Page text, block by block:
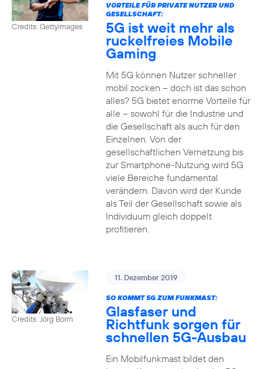
Credits: Gettyimages
VORTEILE FÜR PRIVATE NUTZER UND
GESELLSCHAFT:
5G ist weit mehr als
ruckelfreies Mobile
Gaming
Mit 5G können Nutzer schneller
mobil zocken – doch ist das schon
alles? 5G bietet enorme Vorteile für
alle – sowohl für die Industrie und
die Gesellschaft als auch für den
Einzelnen. Von der
gesellschaftlichen Vernetzung bis
zur Smartphone-Nutzung wird 5G
viele Bereiche fundamental
verändern. Davon wird der Kunde
als Teil der Gesellschaft sowie als
Individuum gleich doppelt
profitieren.
Credits: Jörg Borm
11. Dezember 2019
SO KOMMT 5G ZUM FUNKMAST:
Glasfaser und
Richtfunk sorgen für
schnellen 5G-Ausbau
Ein Mobilfunkmast bildet den